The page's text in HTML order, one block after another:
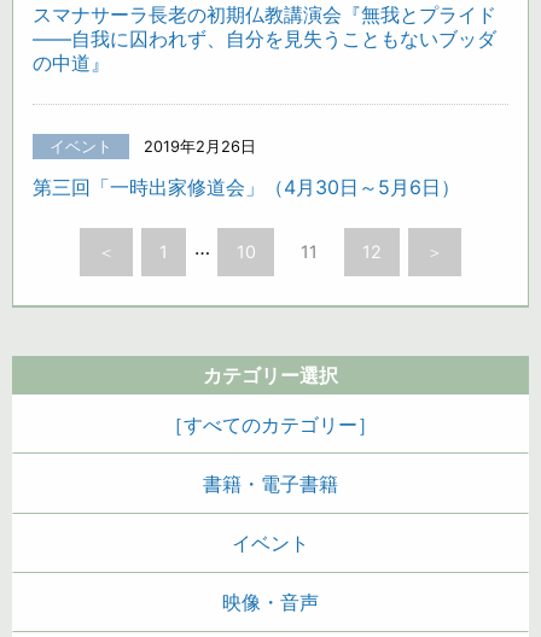
スマナサーラ長老の初期仏教講演会『無我とプライド
――自我に囚われず、自分を見失うこともないブッダ
の中道』
イベント 2019年2月26日
第三回「一時出家修道会」（4月30日～5月6日）
＜ 1 … 10 11 12 ＞
カテゴリー選択
［すべてのカテゴリー］
書籍・電子書籍
イベント
映像・音声